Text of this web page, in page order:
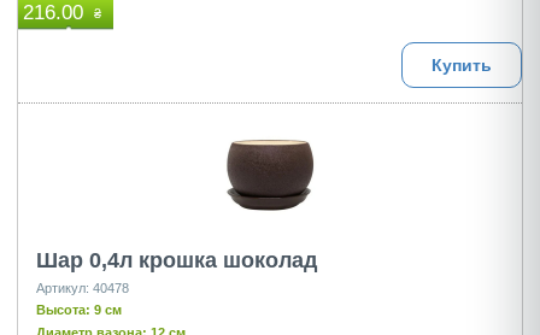
216.00 ₴
Купить
Шар 0,4л крошка шоколад
Артикул: 40478
Высота: 9 см